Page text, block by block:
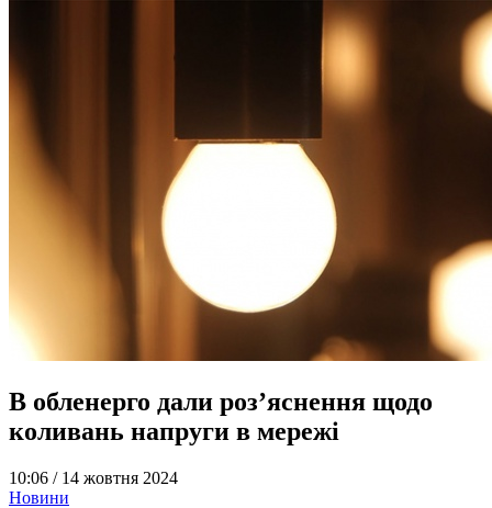
В обленерго дали роз’яснення щодо
коливань напруги в мережі
10:06 / 14 жовтня 2024
Новини